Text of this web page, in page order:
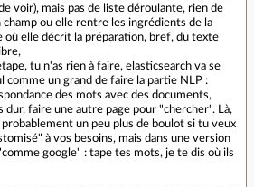
voir), mais pas de liste déroulante, rien de
champ ou elle rentre les ingrédients de la
où elle décrit la préparation, bref, du texte
tu n'as rien à faire, elasticsearch va se
comme un grand de faire la partie NLP :
des mots avec des documents,
dur, faire une autre page pour "chercher". Là,
probablement un peu plus de boulot si tu veux
à vos besoins, mais dans une version
google" : tape tes mots, je te dis où ils